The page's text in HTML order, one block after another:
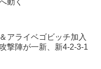
動く
アライベゴビッチ加入
撃陣が一新、新4-2-3-1